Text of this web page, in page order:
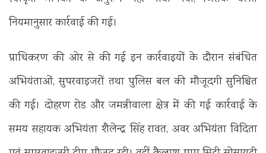
नियमानुसार कार्रवाई की गई।
प्राधिकरण की ओर से की गई इन कार्रवाइयों के दौरान संबंधित
अभियंताओं, सुपरवाइजरों तथा पुलिस बल की मौजूदगी सुनिश्चित
की गई। दोहरण रोड और जमन्नीवाला क्षेत्र में की गई कार्रवाई के
समय सहायक अभियंता शैलेन्द्र सिंह रावत, अवर अभियंता विदिता